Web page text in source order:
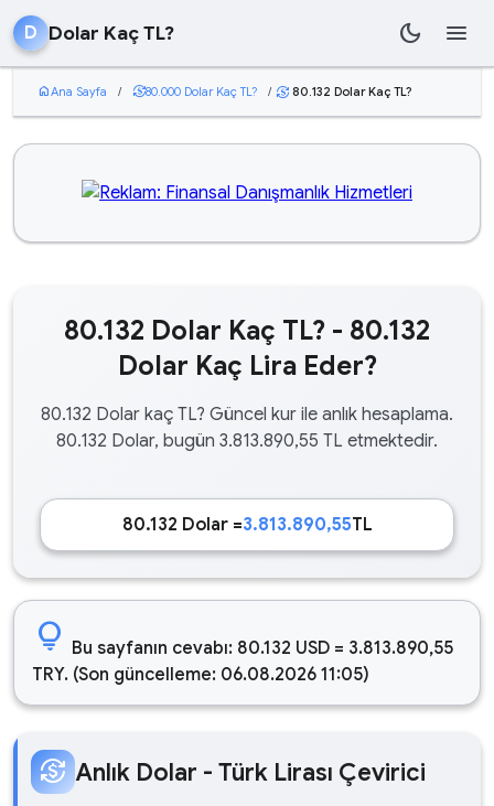
D Dolar Kaç TL? dark_mode menu
homeAna Sayfa / currency_exchange80.000 Dolar Kaç TL? / currency_exchange 80.132 Dolar Kaç TL?
80.132 Dolar Kaç TL? - 80.132
Dolar Kaç Lira Eder?
80.132 Dolar kaç TL? Güncel kur ile anlık hesaplama.
80.132 Dolar, bugün 3.813.890,55 TL etmektedir.
80.132 Dolar =3.813.890,55TL
lightbulb Bu sayfanın cevabı: 80.132 USD = 3.813.890,55
TRY. (Son güncelleme: 06.08.2026 11:05)
currency_exchange Anlık Dolar - Türk Lirası Çevirici